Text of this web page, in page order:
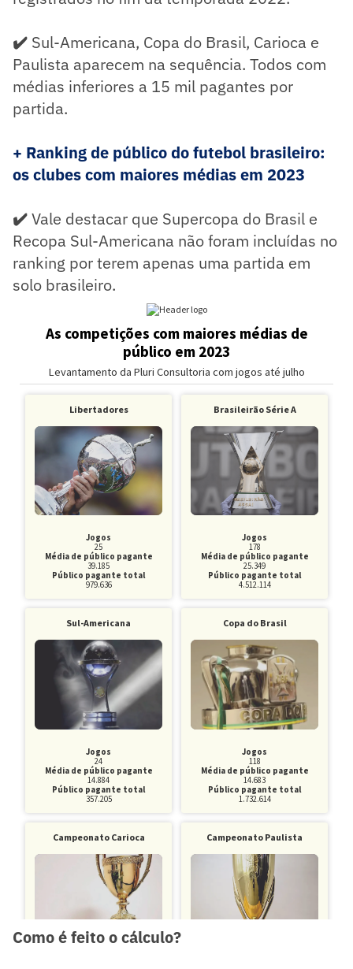
✔️ Sul-Americana, Copa do Brasil, Carioca e
Paulista aparecem na sequência. Todos com
médias inferiores a 15 mil pagantes por
partida.
+ Ranking de público do futebol brasileiro:
os clubes com maiores médias em 2023
✔️Vale destacar que Supercopa do Brasil e
Recopa Sul-Americana não foram incluídas no
ranking por terem apenas uma partida em
solo brasileiro.
Como é feito o cálculo?